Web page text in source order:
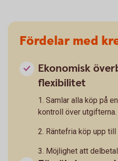
Fördelar med
Ekonomisk
flexibilitet
1. Samlar alla köp på
kontroll över utgifterna.
2. Räntefria köp upp till
3. Möjlighet att